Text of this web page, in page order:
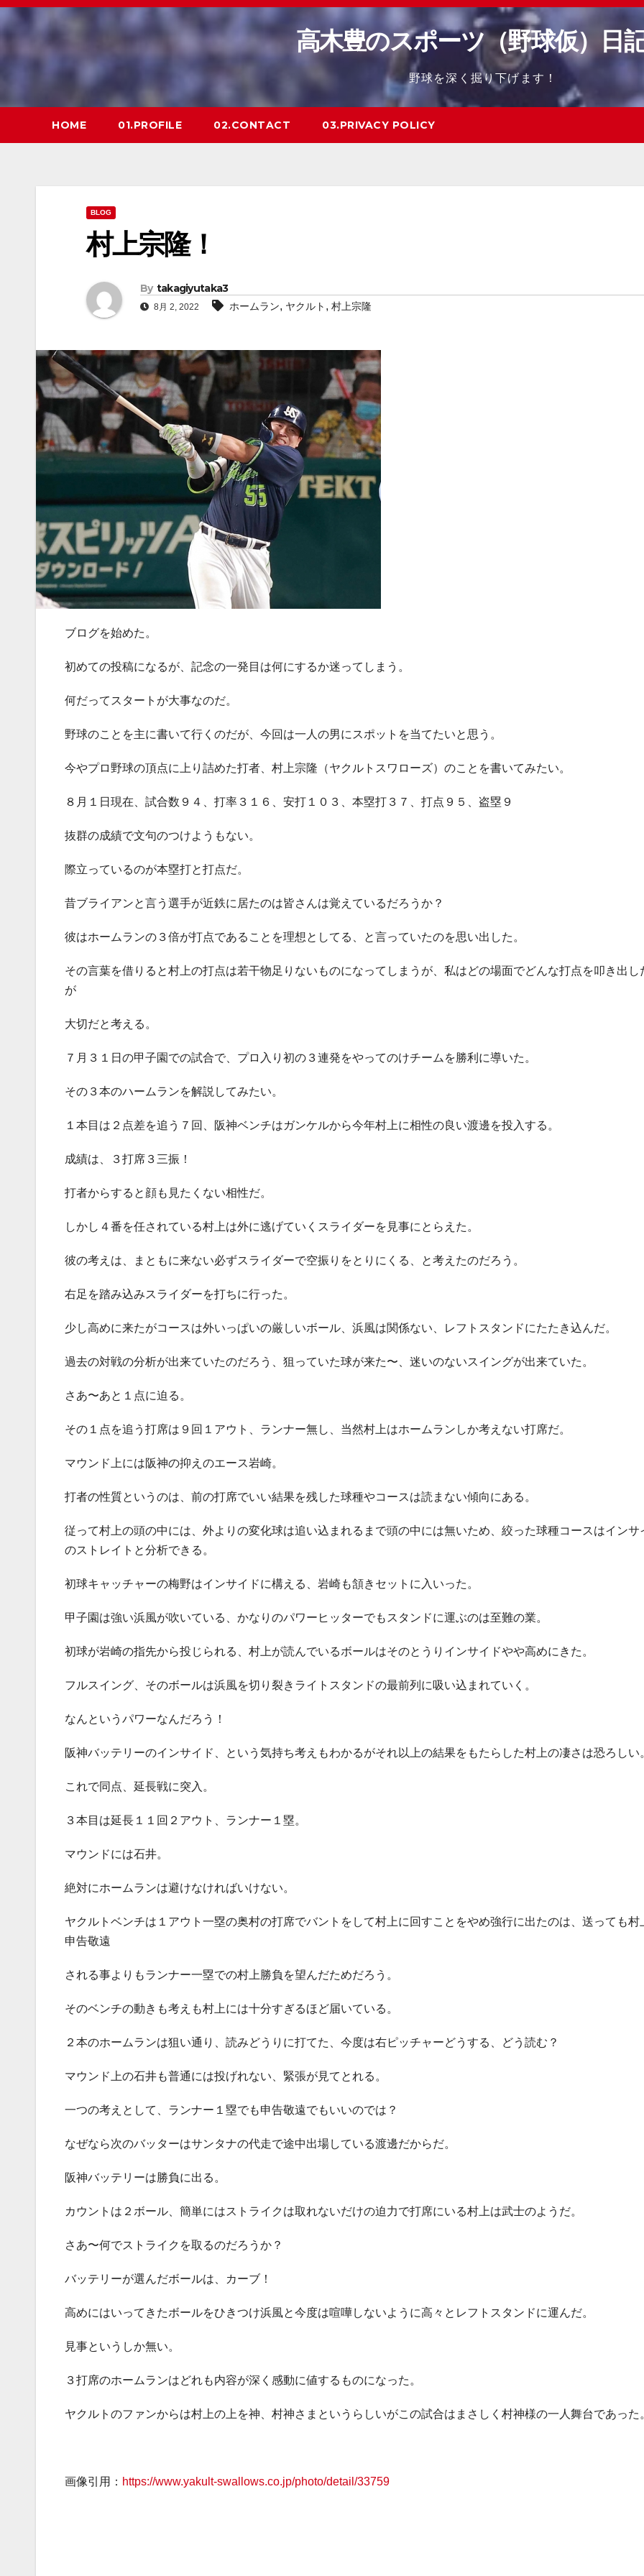
Skip
to
高木豊のスポーツ（野球仮）日
野球を深く掘り下げます！
HOME 01.PROFILE 02.CONTACT 03.PRIVACY POLICY
BLOG
村上宗隆！
By takagiyutaka3
8月 2, 2022 ホームラン, ヤクルト , 村上宗隆
ブログを始めた。
初めての投稿になるが、記念の一発目は何にするか迷ってしまう。
何だってスタートが大事なのだ。
野球のことを主に書いて行くのだが、今回は一人の男にスポットを当てたいと思う。
今やプロ野球の頂点に上り詰めた打者、村上宗隆（ヤクルトスワローズ）のことを書いてみたい。
８月１日現在、試合数９４、打率３１６、安打１０３、本塁打３７、打点９５、盗塁９
抜群の成績で文句のつけようもない。
際立っているのが本塁打と打点だ。
昔ブライアンと言う選手が近鉄に居たのは皆さんは覚えているだろうか？
彼はホームランの３倍が打点であることを理想としてる、と言っていたのを思い出した。
その言葉を借りると村上の打点は若干物足りないものになってしまうが、私はどの場面でどんな打点を叩き出し
が
大切だと考える。
７月３１日の甲子園での試合で、プロ入り初の３連発をやってのけチームを勝利に導いた。
その３本のハームランを解説してみたい。
１本目は２点差を追う７回、阪神ベンチはガンケルから今年村上に相性の良い渡邊を投入する。
成績は、３打席３三振！
打者からすると顔も見たくない相性だ。
しかし４番を任されている村上は外に逃げていくスライダーを見事にとらえた。
彼の考えは、まともに来ない必ずスライダーで空振りをとりにくる、と考えたのだろう。
右足を踏み込みスライダーを打ちに行った。
少し高めに来たがコースは外いっぱいの厳しいボール、浜風は関係ない、レフトスタンドにたたき込んだ。
過去の対戦の分析が出来ていたのだろう、狙っていた球が来た〜、迷いのないスイングが出来ていた。
さあ〜あと１点に迫る。
その１点を追う打席は９回１アウト、ランナー無し、当然村上はホームランしか考えない打席だ。
マウンド上には阪神の抑えのエース岩崎。
打者の性質というのは、前の打席でいい結果を残した球種やコースは読まない傾向にある。
従って村上の頭の中には、外よりの変化球は追い込まれるまで頭の中には無いため、絞った球種コースはインサ
のストレイトと分析できる。
初球キャッチャーの梅野はインサイドに構える、岩崎も頷きセットに入いった。
甲子園は強い浜風が吹いている、かなりのパワーヒッターでもスタンドに運ぶのは至難の業。
初球が岩崎の指先から投じられる、村上が読んでいるボールはそのとうりインサイドやや高めにきた。
フルスイング、そのボールは浜風を切り裂きライトスタンドの最前列に吸い込まれていく。
なんというパワーなんだろう！
阪神バッテリーのインサイド、という気持ち考えもわかるがそれ以上の結果をもたらした村上の凄さは恐ろしい
これで同点、延長戦に突入。
３本目は延長１１回２アウト、ランナー１塁。
マウンドには石井。
絶対にホームランは避けなければいけない。
ヤクルトベンチは１アウト一塁の奥村の打席でバントをして村上に回すことをやめ強行に出たのは、送っても村
申告敬遠
される事よりもランナー一塁での村上勝負を望んだためだろう。
そのベンチの動きも考えも村上には十分すぎるほど届いている。
２本のホームランは狙い通り、読みどうりに打てた、今度は右ピッチャーどうする、どう読む？
マウンド上の石井も普通には投げれない、緊張が見てとれる。
一つの考えとして、ランナー１塁でも申告敬遠でもいいのでは？
なぜなら次のバッターはサンタナの代走で途中出場している渡邊だからだ。
阪神バッテリーは勝負に出る。
カウントは２ボール、簡単にはストライクは取れないだけの迫力で打席にいる村上は武士のようだ。
さあ〜何でストライクを取るのだろうか？
バッテリーが選んだボールは、カーブ！
高めにはいってきたボールをひきつけ浜風と今度は喧嘩しないように高々とレフトスタンドに運んだ。
見事というしか無い。
３打席のホームランはどれも内容が深く感動に値するものになった。
ヤクルトのファンからは村上の上を神、村神さまというらしいがこの試合はまさしく村神様の一人舞台であった
画像引用： https://www.yakult-swallows.co.jp/photo/detail/33759